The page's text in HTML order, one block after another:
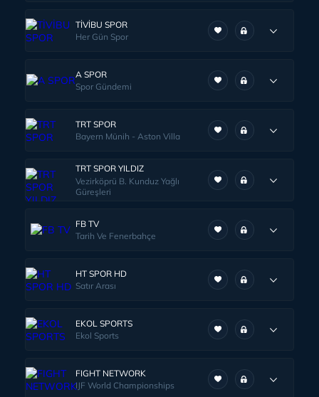
TİVİBU SPOR
Her Gün Spor
A SPOR
Spor Gündemi
TRT SPOR
Bayern Münih - Aston Villa
TRT SPOR YILDIZ
Vezirköprü B. Kunduz Yağlı
Güreşleri
FB TV
Tarih Ve Fenerbahçe
HT SPOR HD
Satır Arası
EKOL SPORTS
Ekol Sports
FIGHT NETWORK
IJF World Championships